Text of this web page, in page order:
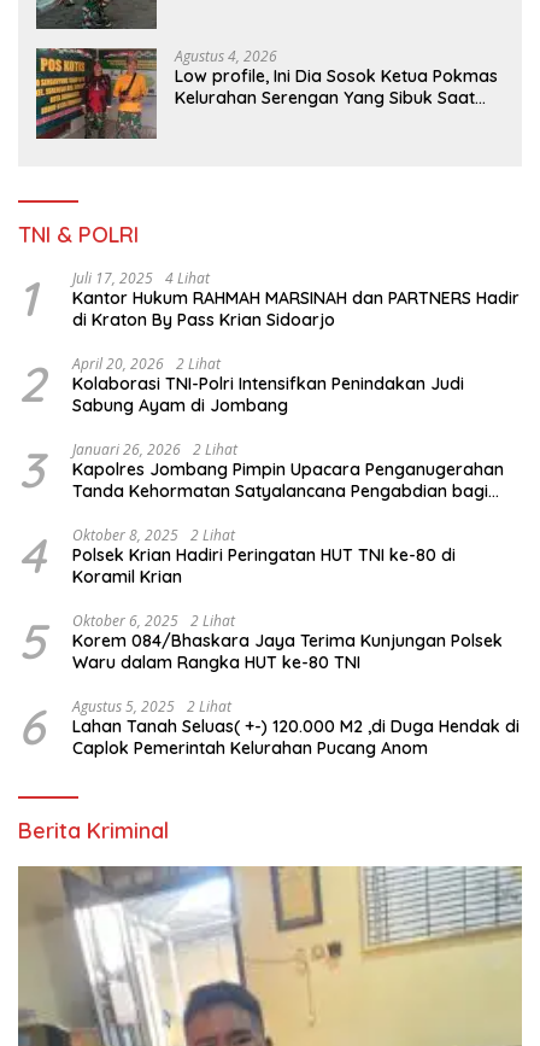
Agustus 4, 2026
Low profile, Ini Dia Sosok Ketua Pokmas
Kelurahan Serengan Yang Sibuk Saat
TNI & POLRI
1 Juli 17, 2025 4 Lihat
Kantor Hukum RAHMAH MARSINAH dan PARTNERS Hadir
di Kraton By Pass Krian Sidoarjo
2 April 20, 2026 2 Lihat
Kolaborasi TNI-Polri Intensifkan Penindakan Judi
Sabung Ayam di Jombang
3 Januari 26, 2026 2 Lihat
Kapolres Jombang Pimpin Upacara Penganugerahan
Tanda Kehormatan Satyalancana Pengabdian bagi
4 Oktober 8, 2025 2 Lihat
Polsek Krian Hadiri Peringatan HUT TNI ke-80 di
Koramil Krian
5 Oktober 6, 2025 2 Lihat
Korem 084/Bhaskara Jaya Terima Kunjungan Polsek
6 Agustus 5, 2025 2 Lihat
Lahan Tanah Seluas( +-) 120.000 M2 ,di Duga Hendak di
Caplok Pemerintah Kelurahan Pucang Anom
Berita Kriminal